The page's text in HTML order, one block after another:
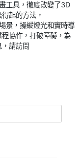
工具，徹底改變了3D
起的方法，
景，操縱燈光和實時導
協作，打破障礙，為
請訪問